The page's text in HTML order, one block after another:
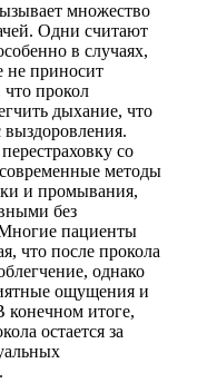
множество
Одни считают
в случаях,
не приносит
прокол
дыхание, что
выздоровления.
со
методы
и промывания,
без
пациенты
что после прокола
однако
ощущения и
конечном итоге,
остается за